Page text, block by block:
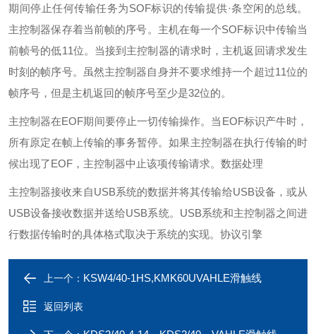
期间停止任何传输任务为SOF标识的传输提供·条空闲的总线。
主控制器保存着当前帧的序号。主机在每一个SOF标识中传输当
前帧号的低11位。当接到主控制器的请求时，主机返回请求发生
时刻的帧序号。虽然主控制器自身并不要求维持一个超过11位的
帧序号，但是主机返回的帧序号至少是32位的。
主控制器在EOF期间要停止一切传输操作。当EOF标识产牛时，
所有原定在帧上传输的事务暂停。如果主控制器在执行传输的时
候出现了EOF，主控制器中止该项传输请求。数据处理
主控制器接收来自USB系统的数据并将其传输给USB设备，或从
USB设备接收数据并送给USB系统。USB系统和主控制器之间进
行数据传输时的具体格式取决于系统的实现。协议引擎
上一个： KSW4/40-1HS,KMK60UVAHLE滑触线
返回列表